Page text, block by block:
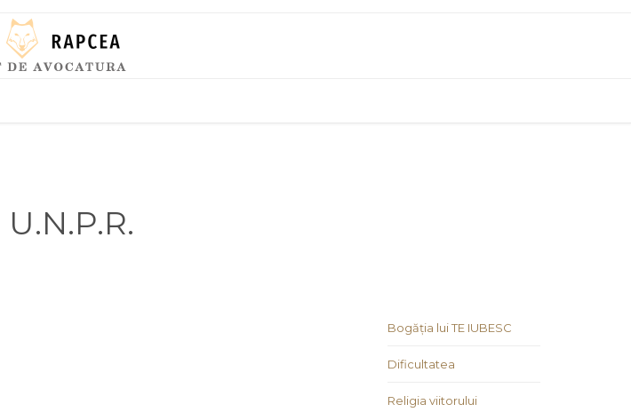
U.N.P.R.
Bogăția lui TE IUBESC
Dificultatea
Religia viitorului